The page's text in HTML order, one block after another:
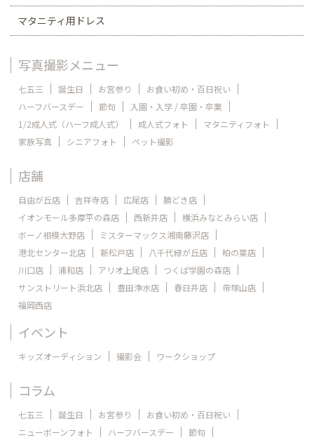
マタニティ用ドレス
写真撮影メニュー
七五三 誕生日 お宮参り
お食い初め・百日祝い
ハーフバースデー
節句
入園・入学 / 卒園・卒業
1/2成人式（ハーフ成人式）
成人式フォト
マタニティフォト
家族写真
シニアフォト ペット撮影
店舗
自由が丘店 吉祥寺店 広尾店
勝どき店
イオンモール多摩平の森店
西新井店
横浜みなとみらい店
ボーノ相模大野店
ミスターマックス湘南藤沢店
港北センター北店
新松戸店 八千代緑が丘店
柏の葉店
川口店
浦和店 アリオ上尾店
つくば学園の森店
サンストリート浜北店
豊田浄水店 春日井店
帝塚山店
福岡西店
イベント
キッズオーディション 撮影会 ワークショップ
コラム
七五三 誕生日 お宮参り
お食い初め・百日祝い
ニューボーンフォト
ハーフバースデー
節句